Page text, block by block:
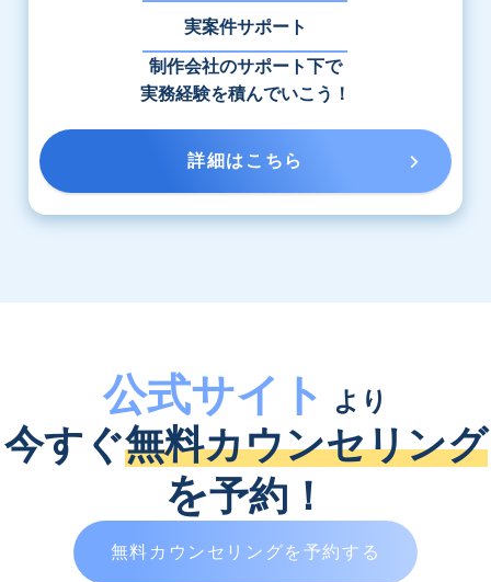
実案件サポート
制作会社のサポート下で
実務経験を積んでいこう！
詳細はこちら
公式サイト より
今すぐ無料カウンセリング
を予約！
無料カウンセリングを予約する